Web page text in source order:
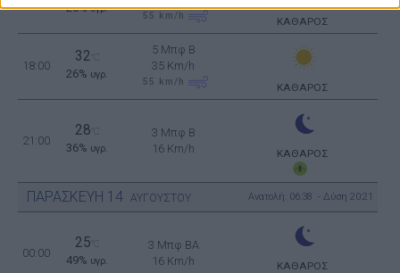
26%υγρ.
55 km/h ΚΑΘΑΡΟΣ
18:00
32
26% υγρ.
5 Μπφ B
35 Km/h
55 km/h ΚΑΘΑΡΟΣ
21:00
28
36% υγρ.
3 Μπφ B
16 Km/h
ΚΑΘΑΡΟΣ
ΠΑΡΑΣΚΕΥΗ 14 ΑΥΓΟΥΣΤΟΥ Ανατολή: 06:38 - Δύση 20:21
00:00
25
49% υγρ.
3 Μπφ BA
16 Km/h
ΚΑΘΑΡΟΣ